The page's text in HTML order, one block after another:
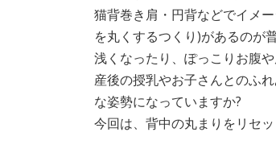
猫背巻き肩・円背などでイメ
を丸くするつくり)があるのが
浅くなったり、ぽっこりお腹
産後の授乳やお子さんとのふ
な姿勢になっていますか?
今回は、背中の丸まりをリセッ